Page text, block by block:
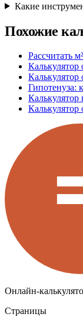
Какие
Похожие
Рассчитать м²
Калькулятор
Калькулятор
Гипотенуза:
Калькулятор
Онлайн-
Страницы